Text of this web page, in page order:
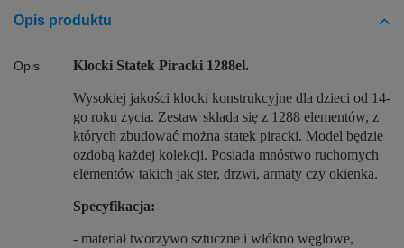
Opis produktu
Opis Klocki Statek Piracki 1288el.
Wysokiej jakości klocki konstrukcyjne dla dzieci od 14-
go roku życia. Zestaw składa się z 1288 elementów, z
których zbudować można statek piracki. Model będzie
ozdobą każdej kolekcji. Posiada mnóstwo ruchomych
elementów takich jak ster, drzwi, armaty czy okienka.
Specyfikacja:
- materiał tworzywo sztuczne i włókno węglowe,